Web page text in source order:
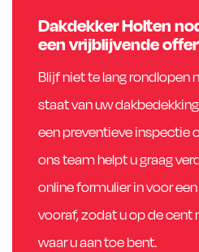
Dakdekker Holten
een vrijblijvende
Blijf niet te lang rondlopen
staat van uw
een preventieve inspectie
ons team helpt u graag
online formulier in voor
vooraf, zodat u op de cent
waar u aan toe bent.